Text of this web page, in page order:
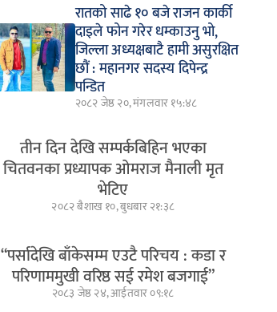
रातको साढे १० बजे राजन कार्की
दाइले फोन गरेर धम्काउनु भो,
जिल्ला अध्यक्षबाटै हामी असुरक्षित
छौं : महानगर सदस्य दिपेन्द्र
पन्डित
२०८२ जेष्ठ २०, मंगलवार १५:४८
तीन दिन देखि सम्पर्कबिहिन भएका
चितवनका प्रध्यापक ओमराज मैनाली मृत
भेटिए
२०८२ बैशाख १०, बुधबार २१:३८
“पर्सादेखि बाँकेसम्म एउटै परिचय : कडा र
परिणाममुखी वरिष्ठ सई रमेश बजगाई”
२०८३ जेष्ठ २४, आईतवार ०९:१८